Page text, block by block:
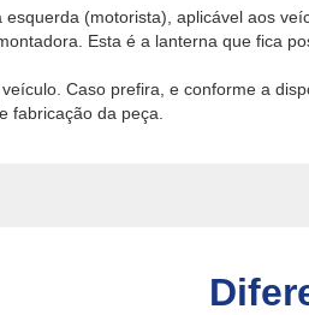
esquerda (motorista), aplicável aos
Esta é a lanterna que fica
Caso prefira, e conforme a
fabricação da peça.